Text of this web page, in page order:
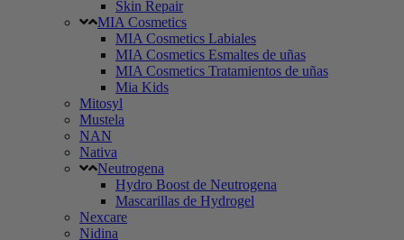
Skin Repair
MIA Cosmetics
MIA Cosmetics Labiales
MIA Cosmetics Esmaltes de uñas
MIA Cosmetics Tratamientos de uñas
Mia Kids
Mitosyl
Mustela
NAN
Nativa
Neutrogena
Hydro Boost de Neutrogena
Mascarillas de Hydrogel
Nexcare
Nidina